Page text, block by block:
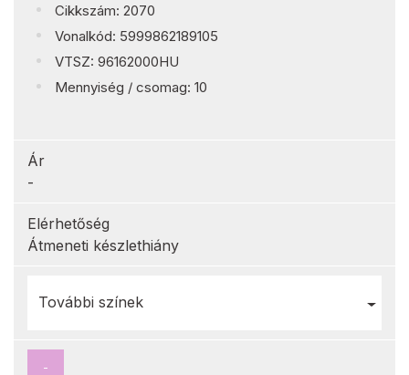
Cikkszám: 2070
Vonalkód: 5999862189105
VTSZ: 96162000HU
Mennyiség / csomag: 10
Ár
-
Elérhetőség
Átmeneti készlethiány
További színek
-